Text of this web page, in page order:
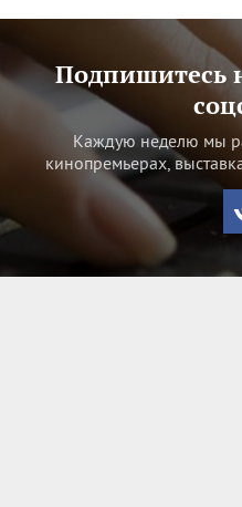
Подпишитесь
Каждую неделю мы
кинопремьерах,